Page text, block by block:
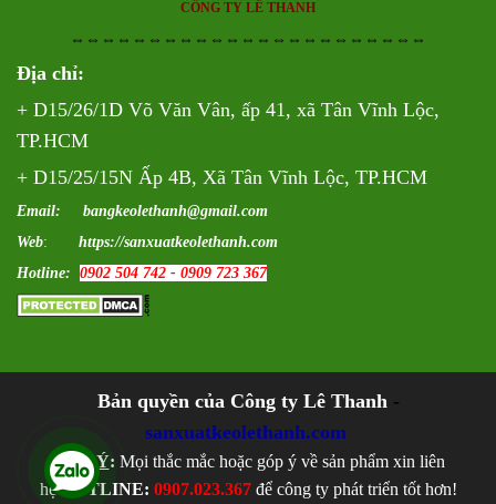
CÔNG TY LÊ THANH
⇔⇔⇔⇔⇔⇔⇔⇔⇔⇔⇔⇔⇔⇔⇔⇔⇔⇔⇔⇔⇔⇔⇔
Địa chỉ:
+ D15/26/1D Võ Văn Vân, ấp 41, xã Tân Vĩnh Lộc,
TP.HCM
+ D15/25/15N Ấp 4B, Xã Tân Vĩnh Lộc, TP.HCM
Email: bangkeolethanh@gmail.com
Web: https://sanxuatkeolethanh.com
Hotline: 0902 504 742 - 0909 723 367
Bản quyền của Công ty Lê Thanh-
sanxuatkeolethanh.com
LƯU Ý: Mọi thắc mắc hoặc góp ý về sản phẩm xin liên
hệHOTLINE: 0907.023.367 để công ty phát triển tốt hơn!